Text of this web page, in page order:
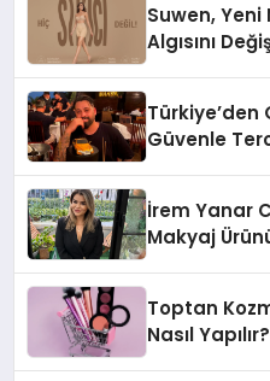
Suwen,
Algısını
Türkiye’den
Güvenle
İrem Yanar
Makyaj
Toptan
Nasıl Yapılır?